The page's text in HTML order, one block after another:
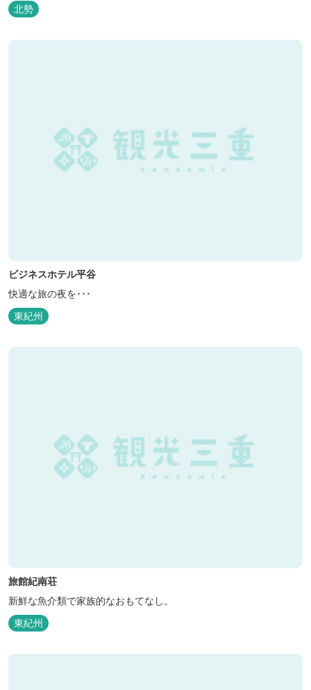
分）
北勢
ビジネスホテル平谷
快適な旅の夜を･･･
東紀州
旅館紀南荘
新鮮な魚介類で家族的なおもてなし。
東紀州